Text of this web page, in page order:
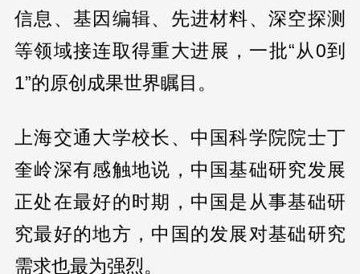
信息、基因编辑、先进材料、深空探测
等领域接连取得重大进展，一批“从0到
1”的原创成果世界瞩目。
上海交通大学校长、中国科学院院士丁
奎岭深有感触地说，中国基础研究发展
正处在最好的时期，中国是从事基础研
究最好的地方，中国的发展对基础研究
需求也最为强烈。